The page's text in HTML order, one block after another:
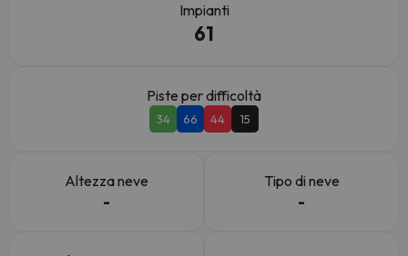
Impianti
61
Piste per difficoltà
34 66 44 15
Altezza neve
-
Tipo di neve
-